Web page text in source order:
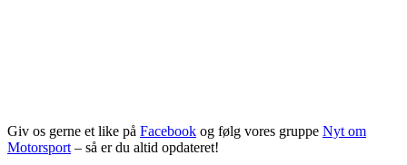
Giv os gerne et like på Facebook og følg vores gruppe Nyt om
Motorsport – så er du altid opdateret!